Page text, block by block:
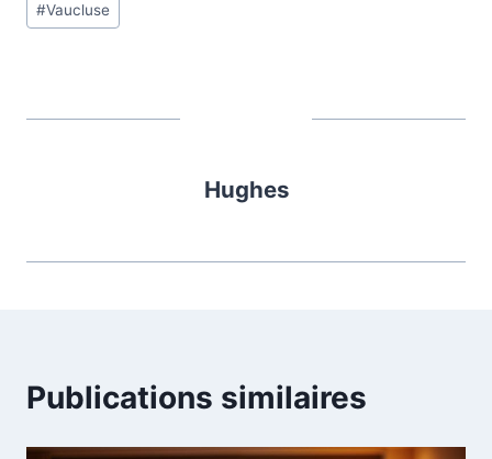
la#Vaucluse
Hughes
Publications similaires